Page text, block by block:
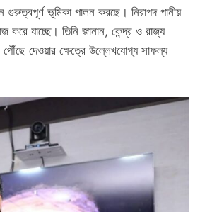
গুরুত্বপূর্ণ ভূমিকা পালন করছে। নিরাপদ পানীয়
করে যাচ্ছে। তিনি জানান, কেন্দ্র ও রাজ্য
দেওয়ার ক্ষেত্রে উল্লেখযোগ্য সাফল্য